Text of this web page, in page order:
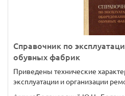
Справочник по
обувных фабрик
Приведены технические
эксплуатации и организации